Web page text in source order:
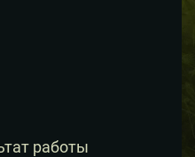
работы